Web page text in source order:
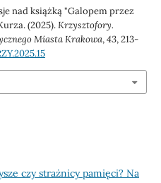
nad książką "Galopem przez
(2025).Krzysztofory.
Miasta Krakowa,43, 213-
czy strażnicy pamięci? Na